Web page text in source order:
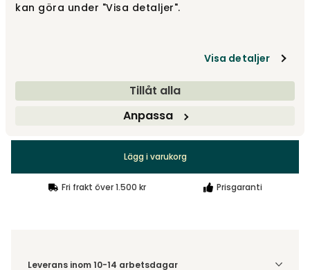
kan göra under "Visa detaljer".
Visa detaljer
Tillåt alla
Anpassa
6 995 kr
Lägg i varukorg
Fri frakt över 1.500 kr Prisgaranti
Leverans inom 10-14 arbetsdagar